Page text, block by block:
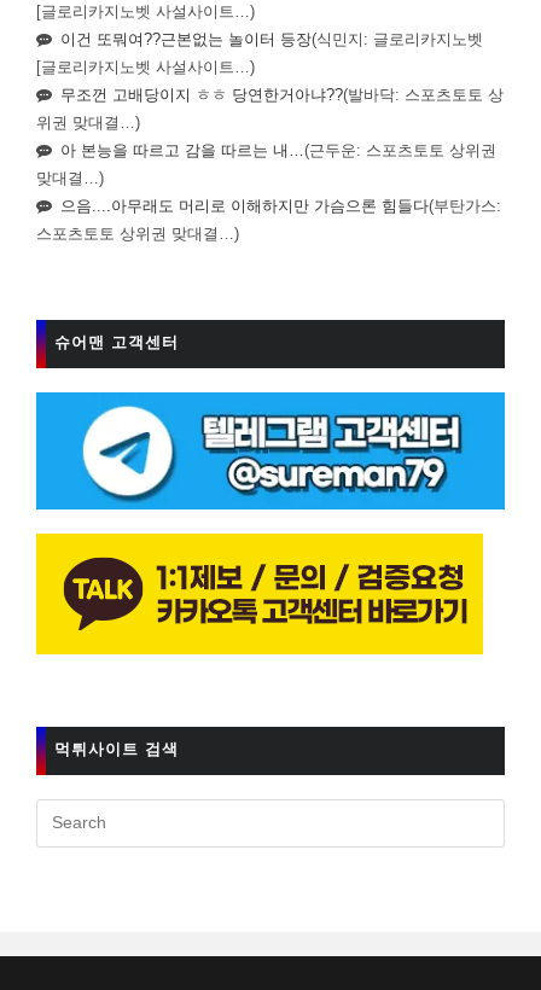
[글로리카지노벳 사설사이트…)
이건 또뭐여??근본없는 놀이터 등장(식민지: 글로리카지노벳
[글로리카지노벳 사설사이트…)
무조껀 고배당이지 ㅎㅎ 당연한거아냐??(발바닥: 스포츠토토 상
위권 맞대결…)
아 본능을 따르고 감을 따르는 내… (근두운: 스포츠토토 상위권
맞대결…)
으음....아무래도 머리로 이해하지만 가슴으론 힘들다(부탄가스:
스포츠토토 상위권 맞대결…)
슈어맨 고객센터
먹튀사이트 검색